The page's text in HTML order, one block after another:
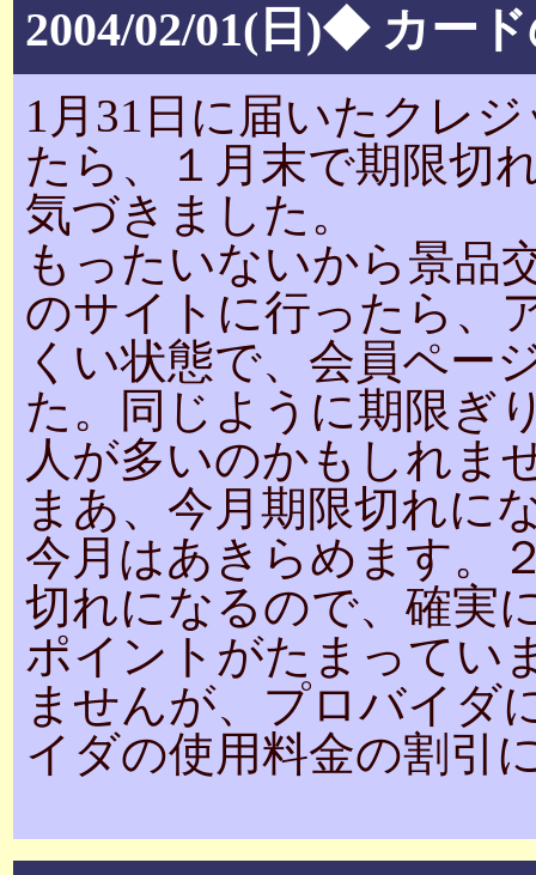
2004/02/01(日)◆ カー
1月31日に届いたクレ
たら、１月末で期限切
気づきました。
もったいないから景品
のサイトに行ったら、
くい状態で、会員ペー
た。同じように期限ぎ
人が多いのかもしれま
まあ、今月期限切れに
今月はあきらめます。
切れになるので、確実
ポイントがたまってい
ませんが、プロバイダ
イダの使用料金の割引